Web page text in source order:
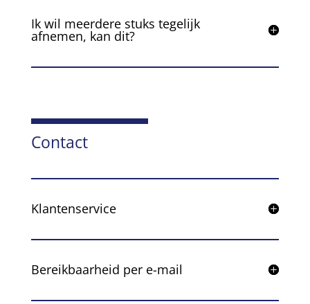
Ik wil meerdere stuks tegelijk
afnemen, kan dit?
Contact
Klantenservice
Bereikbaarheid per e-mail